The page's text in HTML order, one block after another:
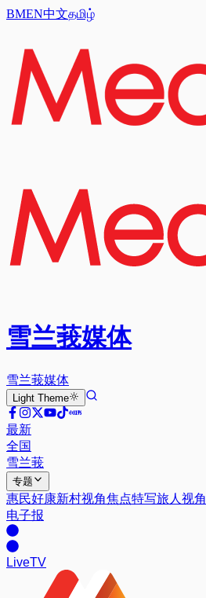
BMEN中文தமிழ்
雪兰莪媒体
雪兰莪媒体
Light Theme
最新
全国
雪兰莪
专题
惠民好康新村视角焦点特写旅人视角
电子报
LiveTV